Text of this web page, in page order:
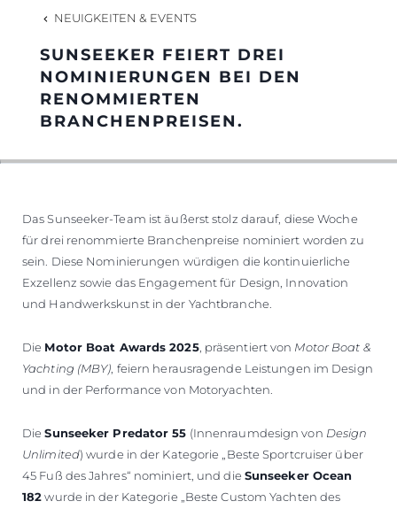
ALGARVE ADVENTURES
BEWERTEN SIE IHR BOOT
NEUIGKEITEN & EVENTS
SUNSEEKER FEIERT DREI
NOMINIERUNGEN BEI DEN
RENOMMIERTEN
BRANCHENPREISEN.
Das Sunseeker-Team ist äußerst stolz darauf, diese Woche
für drei renommierte Branchenpreise nominiert worden zu
sein. Diese Nominierungen würdigen die kontinuierliche
Exzellenz sowie das Engagement für Design, Innovation
und Handwerkskunst in der Yachtbranche.
Die Motor Boat Awards 2025, präsentiert von Motor Boat &
Yachting (MBY) , feiern herausragende Leistungen im Design
und in der Performance von Motoryachten.
DieSunseeker Predator 55 (Innenraumdesign von Design
Unlimited) wurde in der Kategorie „Beste Sportcruiser über
45 Fuß des Jahres“ nominiert, und die Sunseeker Ocean
182wurde in der Kategorie „Beste Custom Yachten des